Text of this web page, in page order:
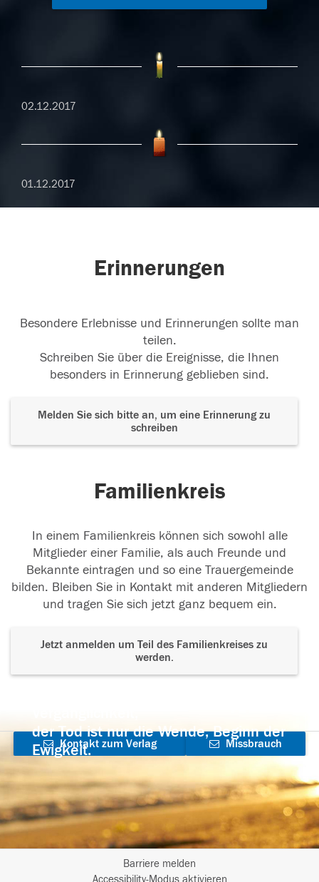
02.12.2017
01.12.2017
Erinnerungen
Besondere Erlebnisse und Erinnerungen sollte man
teilen.
Schreiben Sie über die Ereignisse, die Ihnen
besonders in Erinnerung geblieben sind.
Melden Sie sich bitte an, um eine Erinnerung zu
schreiben
Familienkreis
In einem Familienkreis können sich sowohl alle
Mitglieder einer Familie, als auch Freunde und
Bekannte eintragen und so eine Trauergemeinde
bilden. Bleiben Sie in Kontakt mit anderen Mitgliedern
und tragen Sie sich jetzt ganz bequem ein.
Jetzt anmelden um Teil des Familienkreises zu
werden.
der Tod ist nur die Wende, Beginn der
Ewigkeit.
Kontakt zum Verlag
aufnehmen
Missbrauch
Barriere melden
Accessibility-Modus aktivieren